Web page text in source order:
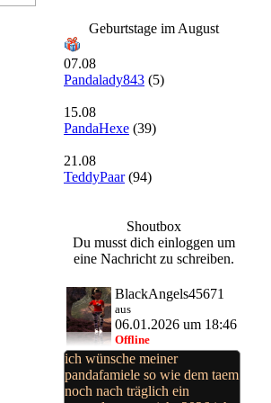
Geburtstage im August
07.08
Pandalady843 (5)
15.08
PandaHexe (39)
21.08
TeddyPaar(94)
Shoutbox
Du musst dich einloggen um
eine Nachricht zu schreiben.
BlackAngels45671
aus
06.01.2026 um 18:46
Offline
ich wünsche meiner
pandafamiele so wie dem taem
noch nach träglich ein